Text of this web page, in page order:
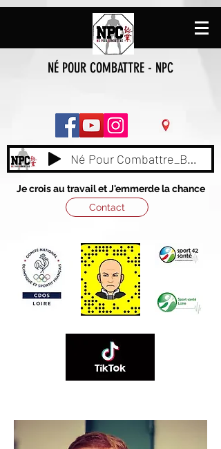
NÉ POUR COMBATTRE - NPC
Né Pour Combattre_BY_ NAAS
Je crois au travail et J'emmerde la chance
Contact
06 89 83 84 60